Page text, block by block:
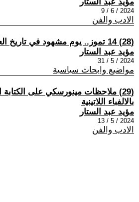
2024 / 6 / 9
الادب والفن
(28) 14 تموز.. يوم مشهود في تاريخ العراق الحديث
مؤيد عبد الستار
2024 / 5 / 31
مواضيع وابحاث سياسية
(29) ملاحظات مينورسكي على الكتابة
بالالفباء اللاتينية
مؤيد عبد الستار
2024 / 5 / 13
الادب والفن